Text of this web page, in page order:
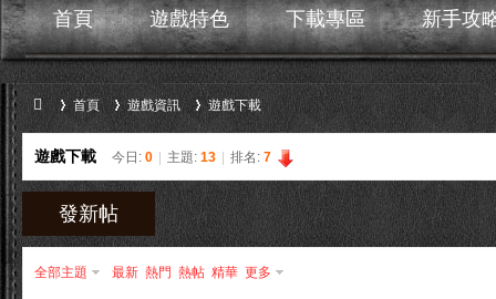
首頁 遊戲特色 下載專區 新手攻
首頁 遊戲資訊
›
遊戲下載
遊戲下載 今日: 0 主題: 13 排名: 7
發新帖
全部主題 最新 熱門 熱帖 精華 更多